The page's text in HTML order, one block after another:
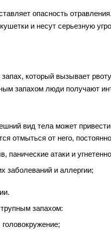
опасность
и несут серьезную
который вызывает
запахом люди получают
вид тела может
отмыться от него,
панические атаки и
заболеваний и аллергии;
запахом: